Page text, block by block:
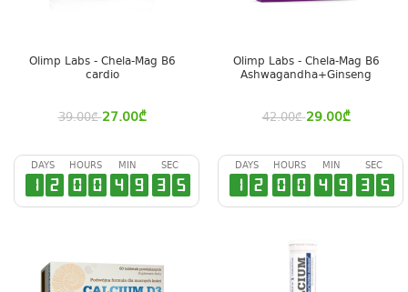
Olimp Labs - Chela-Mag B6
cardio
39.00₾ 27.00₾
Olimp Labs - Chela-Mag B6
Ashwagandha+Ginseng
42.00₾ 29.00₾
DAYS
1 2
HOURS
0 0
MIN
4 9
SEC
3 4
DAYS
1 2
HOURS
0 0
MIN
4 9
SEC
3 4